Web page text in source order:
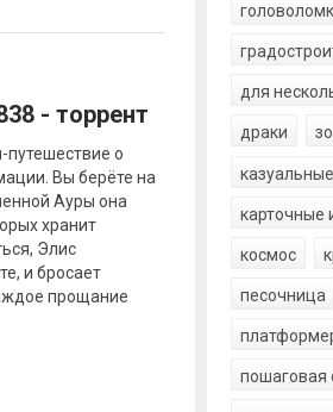
- торрент
путешествие о
Вы берёте на
Ауры она
хранит
Элис
и бросает
прощание
для
драки
карточные
космос
песочница
пошаговая